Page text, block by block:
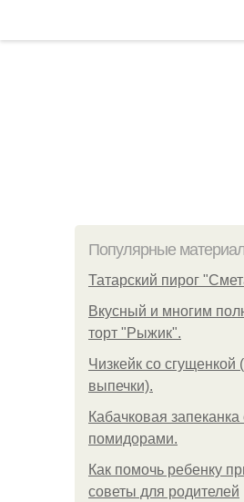
Популярные
Татарский пирог
Вкусный и многим
торт "Рыжик".
Чизкейк со сгущенкой
выпечки).
Кабачковая
помидорами.
Как помочь ребенку
советы для родителей